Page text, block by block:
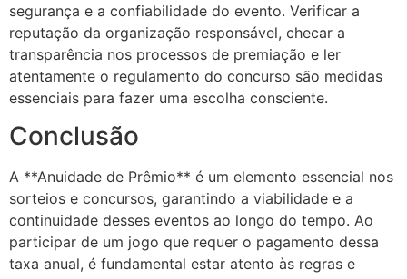
segurança e a confiabilidade do evento. Verificar a
reputação da organização responsável, checar a
transparência nos processos de premiação e ler
atentamente o regulamento do concurso são medidas
essenciais para fazer uma escolha consciente.
Conclusão
A **Anuidade de Prêmio** é um elemento essencial nos
sorteios e concursos, garantindo a viabilidade e a
continuidade desses eventos ao longo do tempo. Ao
participar de um jogo que requer o pagamento dessa
taxa anual, é fundamental estar atento às regras e